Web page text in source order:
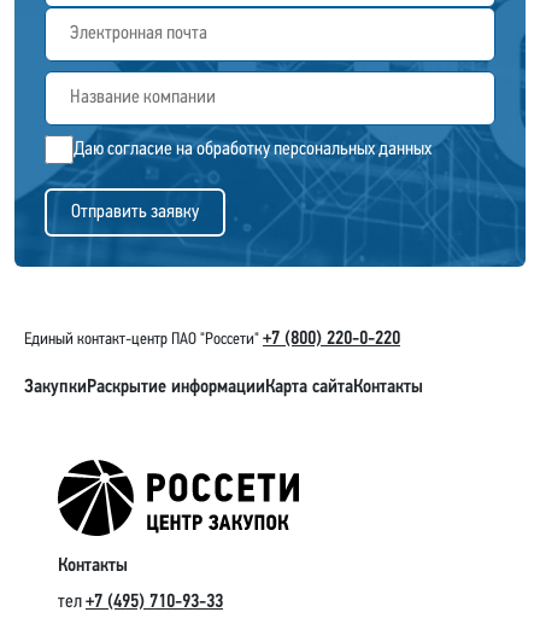
Даю согласие на обработку персональных данных
Единый контакт-центр ПАО "Россети" +7 (800) 220-0-220
ЗакупкиРаскрытие информацииКарта сайтаКонтакты
Контакты
тел+7 (495) 710-93-33